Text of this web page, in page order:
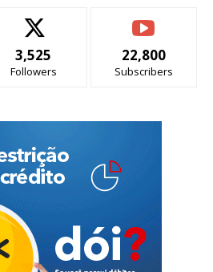
3,525
Followers
22,800
Subscribers